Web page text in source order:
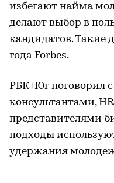
избегают найма
делают выбор в
кандидатов. Такие
года Forbes.
РБК+Юг поговорил
консультантами,
представителями
подходы
удержания